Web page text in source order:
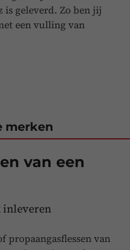
is geleverd. Zo ben jij
een vulling van
merken
van een
inleveren
propaangasflessen van